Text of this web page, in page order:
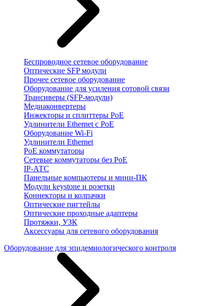
Беспроводное сетевое оборудование
Оптические SFP модули
Прочее сетевое оборудование
Оборудование для усиления сотовой связи
Трансиверы (SFP-модули)
Медиаконвертеры
Инжекторы и сплиттеры PoE
Удлинители Ethernet с PoE
Оборудование Wi-Fi
Удлинители Ethernet
PoE коммутаторы
Сетевые коммутаторы без PoE
IP-АТС
Панельные компьютеры и мини-ПК
Модули keystone и розетки
Коннекторы и колпачки
Оптические пигтейлы
Оптические проходные адаптеры
Протяжки, УЗК
Аксессуары для сетевого оборудования
Оборудование для эпидемиологического контроля